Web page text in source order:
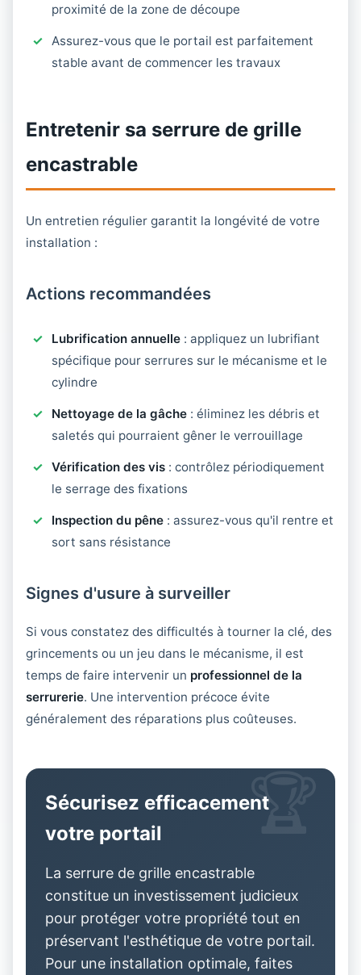
proximité de la zone de découpe
Assurez-vous que le portail est parfaitement
stable avant de commencer les travaux
Entretenir sa serrure de grille
encastrable
Un entretien régulier garantit la longévité de votre
installation :
Actions recommandées
Lubrification annuelle : appliquez un lubrifiant
spécifique pour serrures sur le mécanisme et le
cylindre
Nettoyage de la gâche : éliminez les débris et
saletés qui pourraient gêner le verrouillage
Vérification des vis : contrôlez périodiquement
le serrage des fixations
Inspection du pêne : assurez-vous qu'il rentre et
sort sans résistance
Signes d'usure à surveiller
Si vous constatez des difficultés à tourner la clé, des
grincements ou un jeu dans le mécanisme, il est
temps de faire intervenir un professionnel de la
serrurerie. Une intervention précoce évite
généralement des réparations plus coûteuses.
Sécurisez efficacement
votre portail
La serrure de grille encastrable
constitue un investissement judicieux
pour protéger votre propriété tout en
préservant l'esthétique de votre portail.
Pour une installation optimale, faites